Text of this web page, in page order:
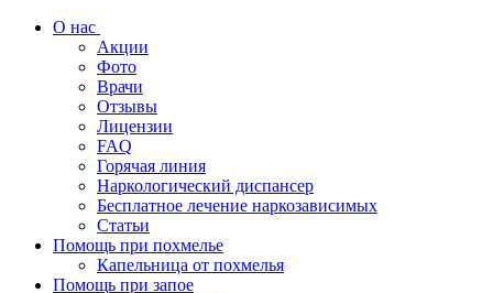
О нас
Акции
Фото
Врачи
Отзывы
Лицензии
FAQ
Горячая линия
Наркологический диспансер
Бесплатное лечение наркозависимых
Статьи
Помощь при похмелье
Капельница от похмелья
Помощь при запое